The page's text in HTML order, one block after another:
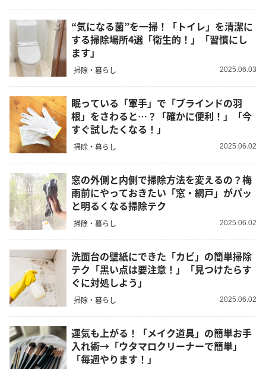
“気になる菌”を一掃！「トイレ」を清潔に
する掃除場所4選「衛生的！」「習慣にし
ます」
掃除・暮らし 2025.06.03
眠っている「軍手」で「ブラインドの羽
根」をさわると…？「確かに便利！」「今
すぐ試したくなる！」
掃除・暮らし 2025.06.02
窓の外側と内側で掃除方法を変えるの？梅
雨前にやっておきたい「窓・網戸」がパッ
と明るくなる掃除テク
掃除・暮らし 2025.06.02
洗面台の壁紙にできた「カビ」の簡単掃除
テク「黒い点は要注意！」「見つけたらす
ぐに対処しよう」
掃除・暮らし 2025.06.02
運気も上がる！「メイク道具」の簡単お手
入れ術→「ウタマロクリーナーで簡単」
「毎週やります！」